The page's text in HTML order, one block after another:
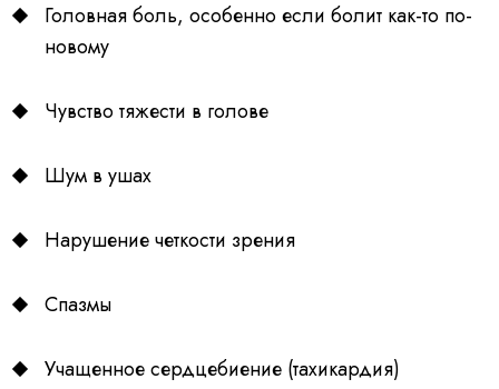
Головная боль, особенно если болит как-то по-
новому
Чувство тяжести в голове
Шум в ушах
Нарушение четкости зрения
Спазмы
Учащенное сердцебиение (тахикардия)